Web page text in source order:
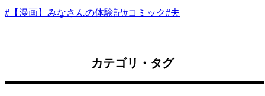
# 【漫画】みなさんの体験記#コミック#夫
カテゴリ・タグ